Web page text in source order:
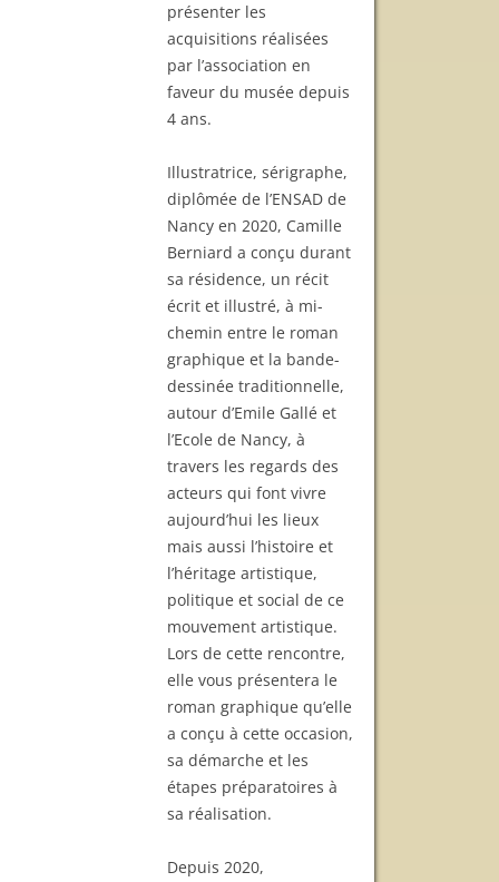
présenter les
acquisitions réalisées
par l’association en
faveur du musée depuis
4 ans.
Illustratrice, sérigraphe,
diplômée de l’ENSAD de
Nancy en 2020, Camille
Berniard a conçu durant
sa résidence, un récit
écrit et illustré, à mi-
chemin entre le roman
graphique et la bande-
dessinée traditionnelle,
autour d’Emile Gallé et
l’Ecole de Nancy, à
travers les regards des
acteurs qui font vivre
aujourd’hui les lieux
mais aussi l’histoire et
l’héritage artistique,
politique et social de ce
mouvement artistique.
Lors de cette rencontre,
elle vous présentera le
roman graphique qu’elle
a conçu à cette occasion,
sa démarche et les
étapes préparatoires à
sa réalisation.
Depuis 2020,